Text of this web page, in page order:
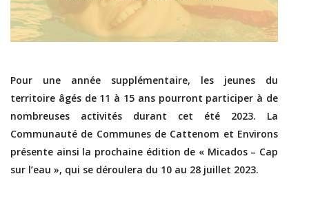
Pour une année supplémentaire, les jeunes du
territoire âgés de 11 à 15 ans pourront participer à de
nombreuses activités durant cet été 2023. La
Communauté de Communes de Cattenom et Environs
présente ainsi la prochaine édition de « Micados – Cap
sur l’eau », qui se déroulera du 10 au 28 juillet 2023.